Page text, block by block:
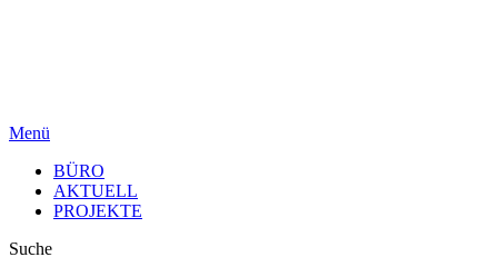
Menü
BÜRO
AKTUELL
PROJEKTE
Suche